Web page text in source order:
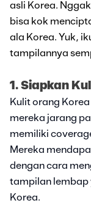
asli Korea.
bisa kok
ala Korea. Yuk,
tampilannya
1. Siapkan
Kulit orang
mereka jarang
memiliki
Mereka
dengan cara
tampilan lembap
Korea.